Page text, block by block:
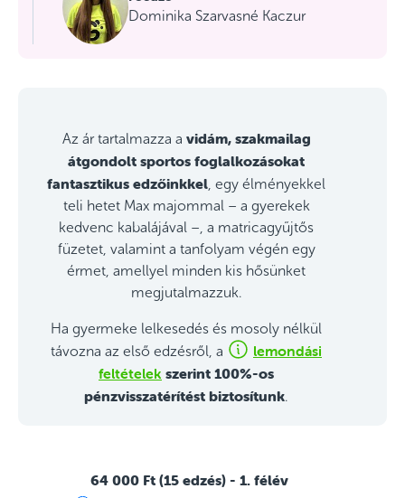
Dominika Szarvasné Kaczur
Az ár tartalmazza a vidám, szakmailag
átgondolt sportos foglalkozásokat
fantasztikus edzőinkkel, egy élményekkel
teli hetet Max majommal – a gyerekek
kedvenc kabalájával –, a matricagyűjtős
füzetet, valamint a tanfolyam végén egy
érmet, amellyel minden kis hősünket
megjutalmazzuk.
Ha gyermeke lelkesedés és mosoly nélkül
távozna az első edzésről, a
lemondási
feltételek szerint 100%-os
pénzvisszatérítést biztosítunk.
64 000 Ft (15 edzés) - 1. félév